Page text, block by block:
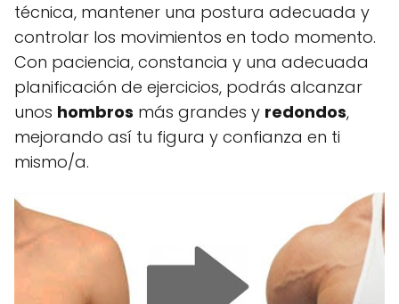
técnica, mantener una postura adecuada y
controlar los movimientos en todo momento.
Con paciencia, constancia y una adecuada
planificación de ejercicios, podrás alcanzar
unos hombros más grandes y redondos,
mejorando así tu figura y confianza en ti
mismo/a.